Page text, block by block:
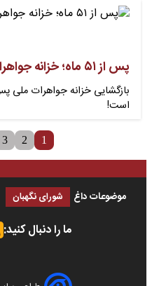
پس از ۵۱ ماه؛ خزانه جواهرات ملی بازگشایی شد
است!
1
2
3
موضوعات داغ شورای نگهبان
ما را دنبال کنید: